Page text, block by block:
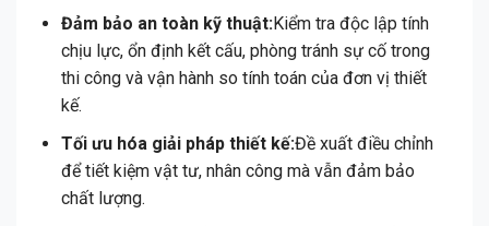
Đảm bảo an toàn kỹ thuật:Kiểm tra độc lập tính
chịu lực, ổn định kết cấu, phòng tránh sự cố trong
thi công và vận hành so tính toán của đơn vị thiết
kế.
Tối ưu hóa giải pháp thiết kế:Đề xuất điều chỉnh
để tiết kiệm vật tư, nhân công mà vẫn đảm bảo
chất lượng.